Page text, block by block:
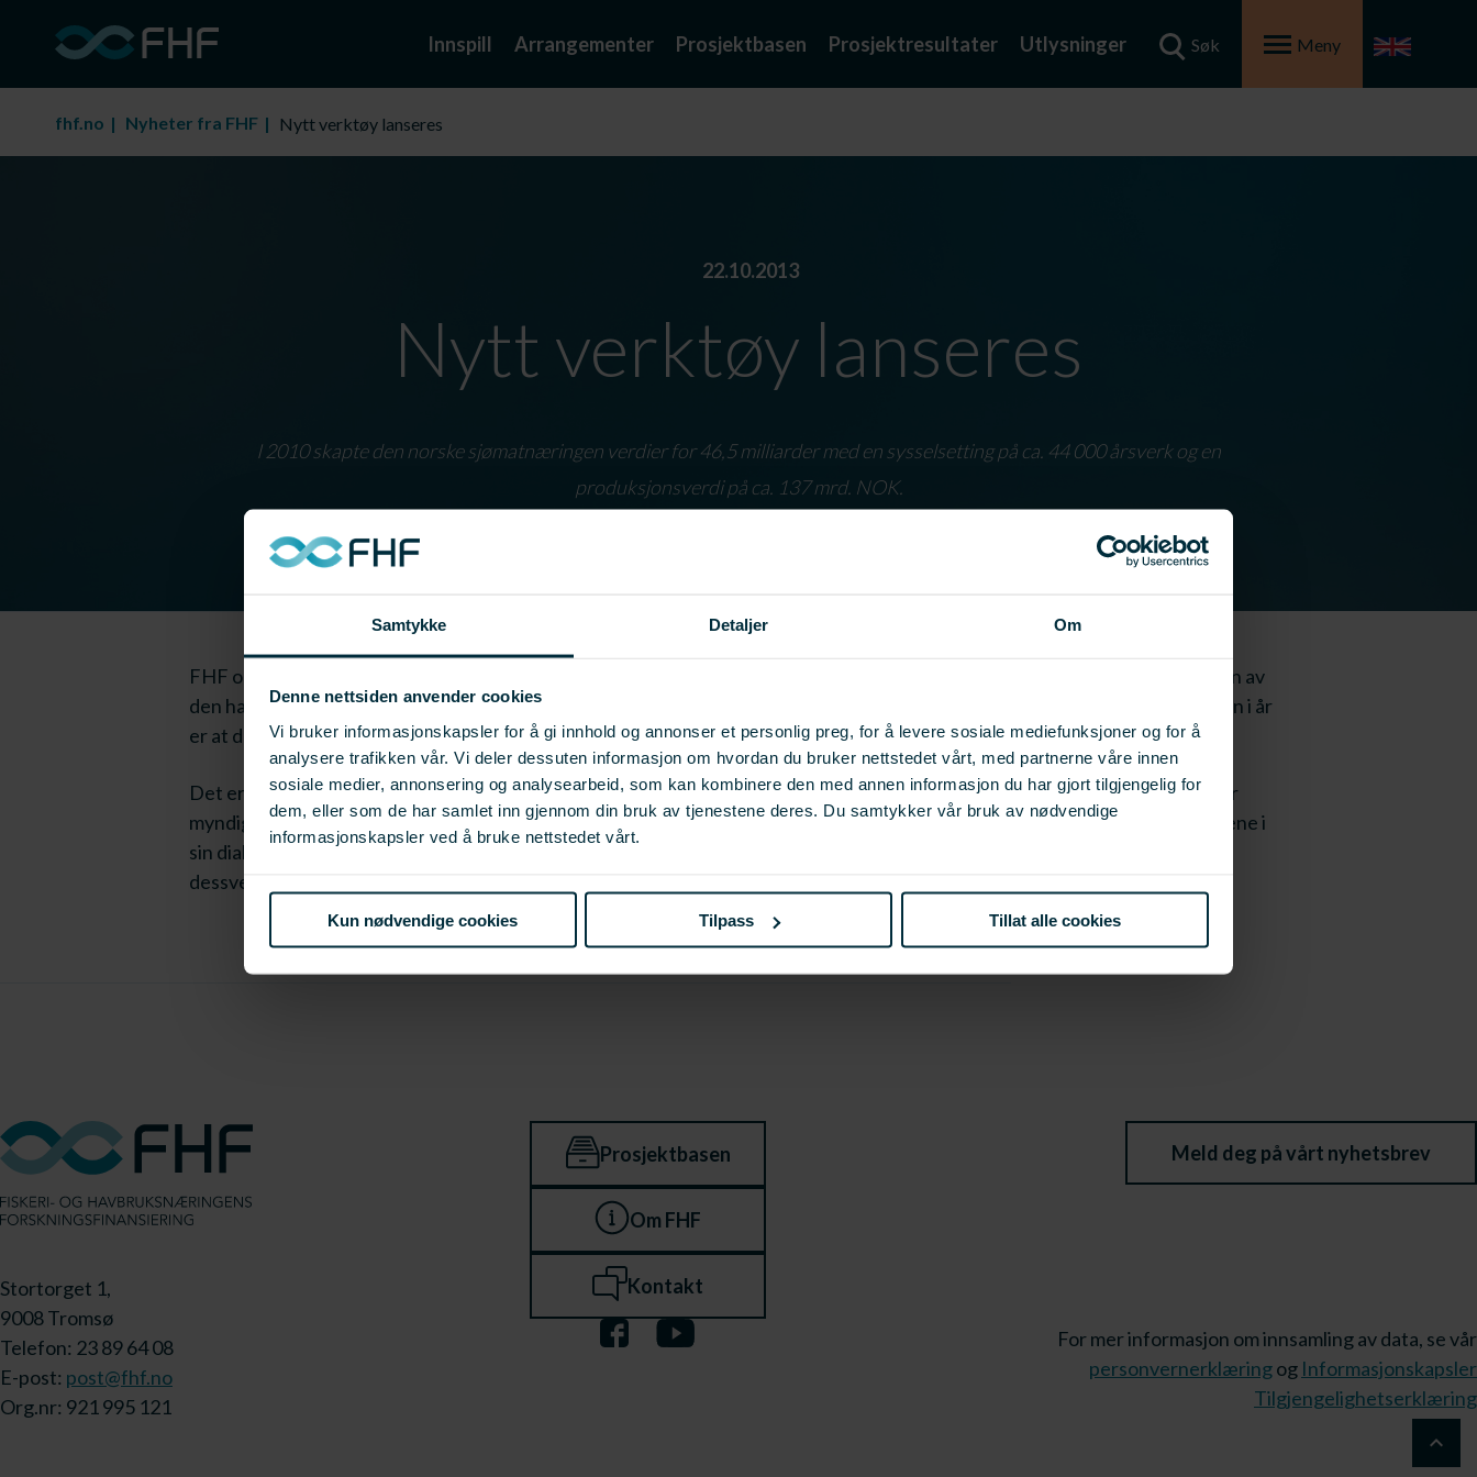
Samtykke Detaljer Om
Denne nettsiden anvender cookies
Vi bruker informasjonskapsler for å gi innhold og annonser et personlig preg, for å levere sosiale mediefunksjoner og for å
analysere trafikken vår. Vi deler dessuten informasjon om hvordan du bruker nettstedet vårt, med partnerne våre innen
sosiale medier, annonsering og analysearbeid, som kan kombinere den med annen informasjon du har gjort tilgjengelig for
dem, eller som de har samlet inn gjennom din bruk av tjenestene deres. Du samtykker vår bruk av nødvendige
informasjonskapsler ved å bruke nettstedet vårt.
Kun nødvendige cookies Tilpass Tillat alle cookies
Innspill Arrangementer Prosjektbasen Prosjektresultater Utlysninger Søk Meny
fhf.no Nyheter fra FHF Nytt verktøy lanseres
22.10.2013
Nytt verktøy lanseres
I 2010 skapte den norske sjømatnæringen verdier for 46,5 milliarder med en sysselsetting på ca. 44 000 årsverk og en
produksjonsverdi på ca. 137 mrd. NOK.
FHF og SINTEF er nå ute med verdiskapnings - og ringvirkningsanalysen der norsk sjømatnæring er beskrevet med summen av
den havbruksbaserte og fiskeribaserte og alle direkte og indirekte leverandører av varer og tjenester. Det nye med analysen i år
er at det er tilført et element slik at den kommer som en web basert applikasjon.
Det er viktig for næringen at reelle tall på næringens betydning bringes frem, og analysen innehar nyttige tall og verktøy for
myndigheter, næringsorganisasjoner og enkeltaktører. Dette nye verktøyet presenterer kjernen på en slik måte at bedriftene i
sin dialog med sine målgrupper kan dra direkte nytte av den. Se her for direkte link til verdiskapningsanalysen: Linken er
dessverre fjernet
Stortorget 1,
9008 Tromsø
Telefon: 23 89 64 08
E-post: post@fhf.no
Org.nr: 921 995 121
Prosjektbasen
Om FHF
Kontakt
Meld deg på vårt nyhetsbrev
For mer informasjon om innsamling av data, se vår
personvernerklæringog Informasjonskapsler
Tilgjengelighetserklæring
keyboard_arrow_up